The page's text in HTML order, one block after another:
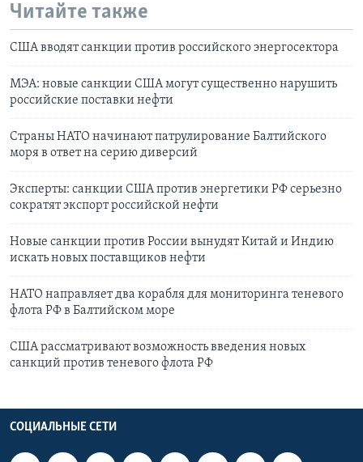
Читайте также
США вводят санкции против российского энергосектора
МЭА: новые санкции США могут существенно нарушить
российские поставки нефти
Страны НАТО начинают патрулирование Балтийского
моря в ответ на серию диверсий
Эксперты: санкции США против энергетики РФ серьезно
сократят экспорт российской нефти
Новые санкции против России вынудят Китай и Индию
искать новых поставщиков нефти
НАТО направляет два корабля для мониторинга теневого
флота РФ в Балтийском море
США рассматривают возможность введения новых
санкций против теневого флота РФ
СОЦИАЛЬНЫЕ СЕТИ